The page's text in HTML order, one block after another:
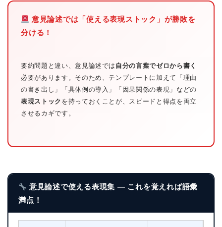
意見論述では「使える表現ストック」が勝敗を
分ける！
要約問題と違い、意見論述では 自分の言葉でゼロから書く
必要があります。そのため、テンプレートに加えて「理由
の書き出し」「具体例の導入」「因果関係の表現」などの
表現ストック を持っておくことが、スピードと得点を両立
させるカギです。
意見論述で使える表現集 — これを覚えれば語彙
満点！